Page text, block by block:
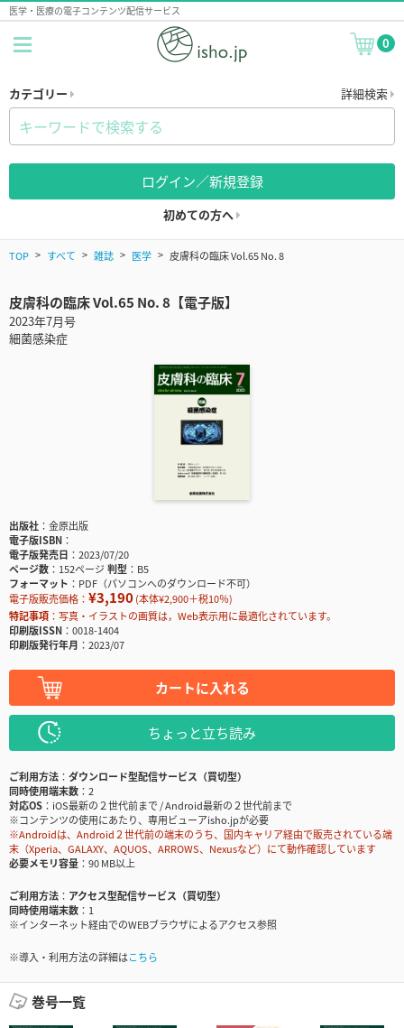
医学・医療の電子コンテンツ配信サービス
0
カテゴリー 詳細検索
ログイン／新規登録
初めての方へ
TOP すべて 雑誌 医学 皮膚科の臨床 Vol.65 No. 8
皮膚科の臨床 Vol.65 No. 8【電子版】
2023年7月号
細菌感染症
出版社
金原出版
電子版ISBN
電子版発売日
2023/07/20
ページ数
152ページ判型
B5
フォーマット
PDF（パソコンへのダウンロード不可）
電子版販売価格： ¥3,190(本体¥2,900＋税10％)
特記事項
写真・イラストの画質は，Web表示用に最適化されています。
印刷版ISSN
0018-1404
印刷版発行年月
2023/07
カートに入れる
ちょっと立ち読み
ご利用方法
ダウンロード型配信サービス（買切型）
同時使用端末数
2
対応OS
iOS最新の２世代前まで / Android最新の２世代前まで
※コンテンツの使用にあたり、専用ビューアisho.jpが必要
※Androidは、Android２世代前の端末のうち、国内キャリア経由で販売されている端
末（Xperia、GALAXY、AQUOS、ARROWS、Nexusなど）にて動作確認しています
必要メモリ容量
90 MB以上
ご利用方法
アクセス型配信サービス（買切型）
同時使用端末数
1
※インターネット経由でのWEBブラウザによるアクセス参照
※導入・利用方法の詳細はこちら
巻号一覧